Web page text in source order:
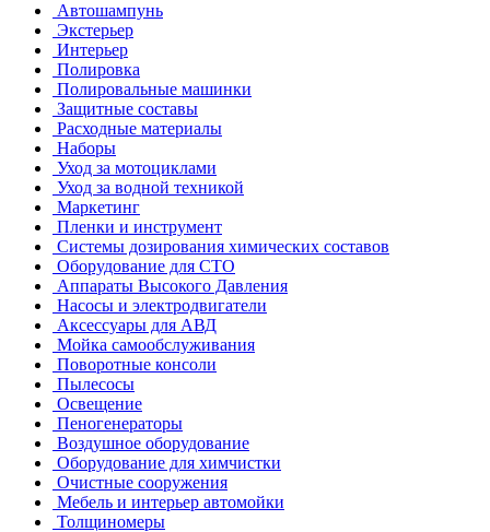
Автошампунь
Экстерьер
Интерьер
Полировка
Полировальные машинки
Защитные составы
Расходные материалы
Наборы
Уход за мотоциклами
Уход за водной техникой
Маркетинг
Пленки и инструмент
Системы дозирования химических составов
Оборудование для СТО
Аппараты Высокого Давления
Насосы и электродвигатели
Аксессуары для АВД
Мойка самообслуживания
Поворотные консоли
Пылесосы
Освещение
Пеногенераторы
Воздушное оборудование
Оборудование для химчистки
Очистные сооружения
Мебель и интерьер автомойки
Толщиномеры